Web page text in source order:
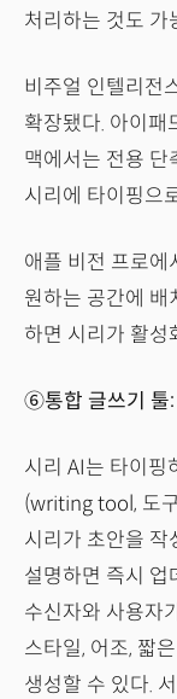
처리하는 것도 가
비주얼 인텔리전
확장됐다. 아이패
맥에서는 전용 단
시리에 타이핑으
애플 비전 프로에
원하는 공간에 배
하면 시리가 활성
⑥통합 글쓰기 툴:
시리 AI는 타이핑
(writing tool, 도
시리가 초안을 작
설명하면 즉시 업
수신자와 사용자
스타일, 어조, 짧
생성할 수 있다.